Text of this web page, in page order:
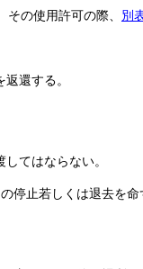
の使用許可の際、 別
還する。
てはならない。
停止若しくは退去を命